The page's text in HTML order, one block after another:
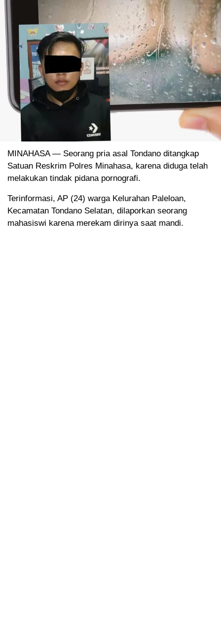
MINAHASA — Seorang pria asal Tondano ditangkap
Satuan Reskrim Polres Minahasa, karena diduga telah
melakukan tindak pidana pornografi.
Terinformasi, AP (24) warga Kelurahan Paleloan,
Kecamatan Tondano Selatan, dilaporkan seorang
mahasiswi karena merekam dirinya saat mandi.